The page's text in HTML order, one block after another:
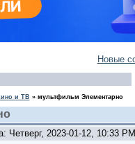
Новые
и ТВ » мультфильм Элементарно
Четверг, 2023-01-12, 10:33